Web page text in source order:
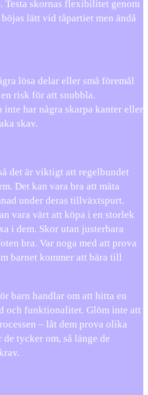
skornas flexibilitet genom
lätt vid tåpartiet men ändå
lösa delar eller små föremål
risk för att snubbla.
har några skarpa kanter eller
skav.
det är viktigt att regelbundet
Det kan vara bra att mäta
under deras tillväxtspurt.
vara värt att köpa i en storlek
i dem. Skor utan justerbara
bra. Var noga med att prova
barnet kommer att bära till
barn handlar om att hitta en
och funktionalitet. Glöm inte att
– låt dem prova olika
tycker om, så länge de